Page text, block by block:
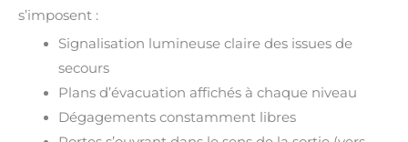
s’imposent :
Signalisation lumineuse claire des issues de
secours
Plans d’évacuation affichés à chaque niveau
Dégagements constamment libres